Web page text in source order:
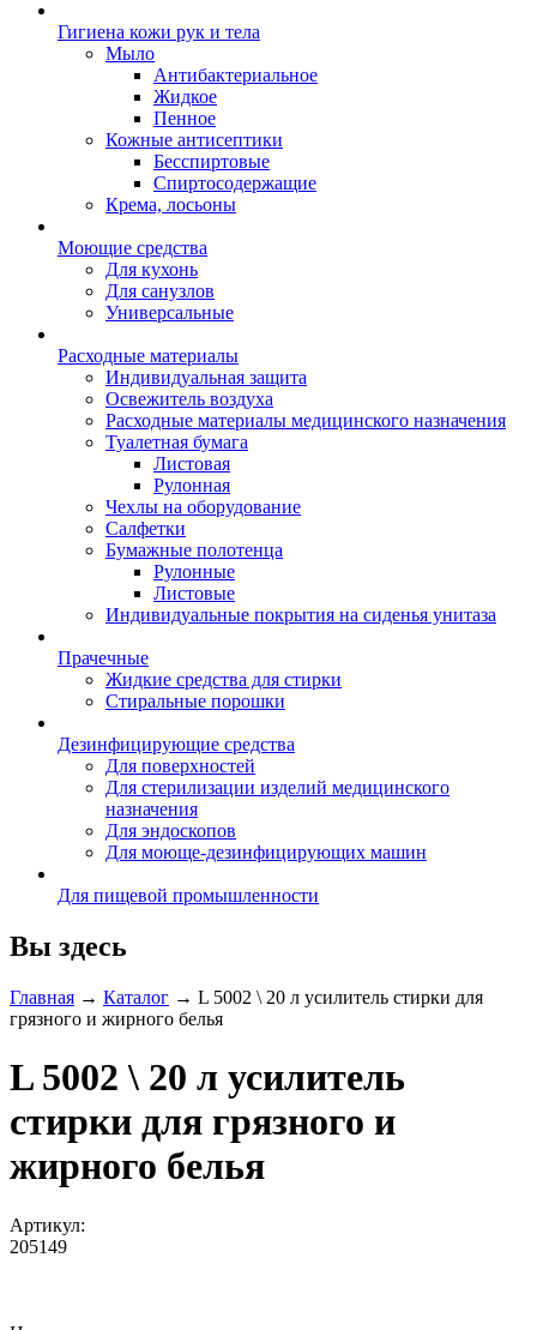
Гигиена кожи рук и тела
Мыло
Антибактериальное
Жидкое
Пенное
Кожные антисептики
Бесспиртовые
Cпиртосодержащие
Крема, лосьоны
Моющие средства
Для кухонь
Для санузлов
Универсальные
Расходные материалы
Индивидуальная защита
Освежитель воздуха
Расходные материалы медицинского назначения
Туалетная бумага
Листовая
Рулонная
Чехлы на оборудование
Салфетки
Бумажные полотенца
Рулонные
Листовые
Индивидуальные покрытия на сиденья унитаза
Прачечные
Жидкие средства для стирки
Стиральные порошки
Дезинфицирующие средства
Для поверхностей
Для стерилизации изделий медицинского
назначения
Для эндоскопов
Для моюще-дезинфицирующих машин
Для пищевой промышленности
Вы здесь
Главная → Каталог → L 5002 \ 20 л усилитель стирки для
грязного и жирного белья
L 5002 \ 20 л усилитель
стирки для грязного и
жирного белья
Артикул:
205149